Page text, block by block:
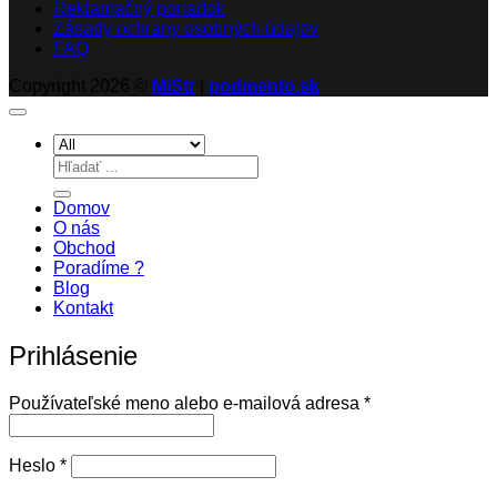
Reklamačný poriadok
Zásady ochrany osobných údajov
FAQ
MiStr podmento.sk
Hľadať:
Domov
O nás
Obchod
Poradíme ?
Blog
Kontakt
Prihlásenie
Používateľské meno alebo e-mailová adresa *Povinné
Heslo *Povinné